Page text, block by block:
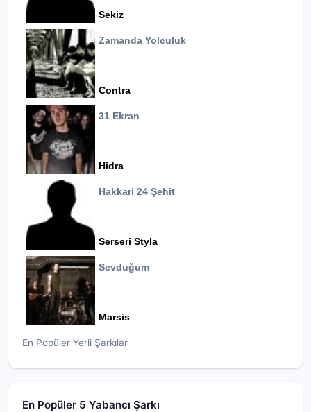
Sekiz
Zamanda Yolculuk
Contra
31 Ekran
Hidra
Hakkari 24 Şehit
Serseri Styla
Sevduğum
Marsis
En Popüler Yerli Şarkılar
En Popüler 5 Yabancı Şarkı